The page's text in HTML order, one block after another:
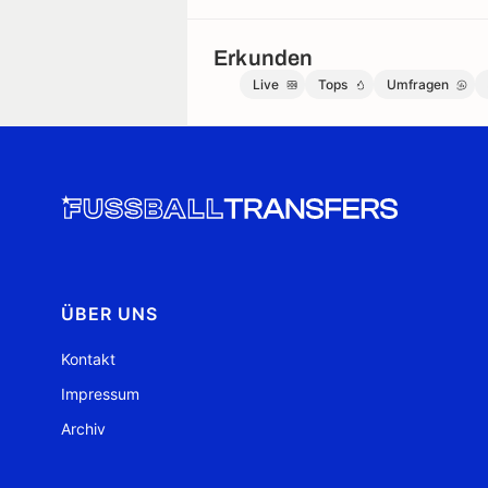
Erkunden
Live Tops Umfragen
ÜBER UNS
Kontakt
Impressum
Archiv